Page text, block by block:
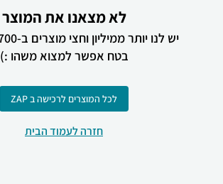
לא מצאנו את המוצר
יש לנו יותר ממיליון וחצי מוצרים ב-700 קטגוריות,
בטח אפשר למצוא משהו :)
לכל המוצרים לרכישה ב ZAP
חזרה לעמוד הבית